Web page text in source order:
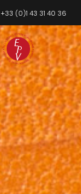
+33 (0)1 43 31 40 36